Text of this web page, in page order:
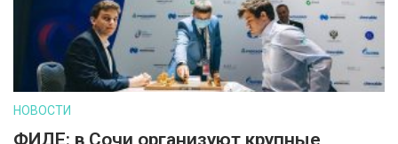
НОВОСТИ
ФИДЕ: в Сочи организуют крупные